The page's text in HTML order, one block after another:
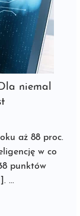
niemal
aż 88 proc.
w co
punktów
...